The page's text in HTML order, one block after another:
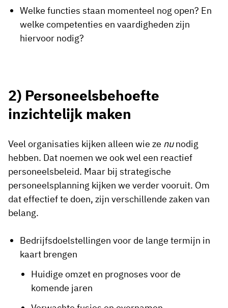
Welke functies staan momenteel nog open? En
welke competenties en vaardigheden zijn
hiervoor nodig?
2) Personeelsbehoefte
inzichtelijk maken
Veel organisaties kijken alleen wie ze nunodig
hebben. Dat noemen we ook wel een reactief
personeelsbeleid. Maar bij strategische
personeelsplanning kijken we verder vooruit. Om
dat effectief te doen, zijn verschillende zaken van
belang.
Bedrijfsdoelstellingen voor de lange termijn in
kaart brengen
Huidige omzet en prognoses voor de
komende jaren